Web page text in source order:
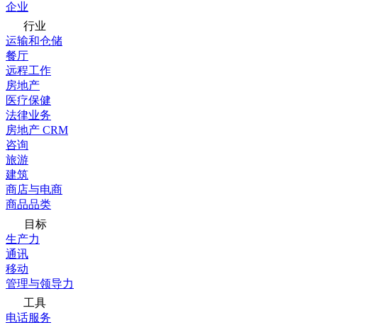
企业
行业
运输和仓储
餐厅
远程工作
房地产
医疗保健
法律业务
房地产 CRM
咨询
旅游
建筑
商店与电商
商品品类
目标
生产力
通讯
移动
管理与领导力
工具
电话服务